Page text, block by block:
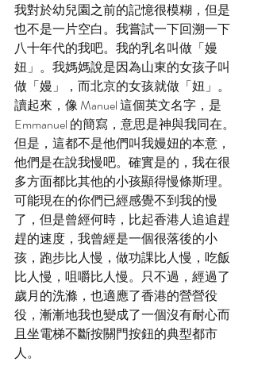
我對於幼兒園之前的記憶很模糊，但是
也不是一片空白。我嘗試一下回溯一下
八十年代的我吧。我的乳名叫做「嫚
妞」。我媽媽說是因為山東的女孩子叫
做「嫚」，而北京的女孩就做「妞」。
讀起來，像 Manuel 這個英文名字，是
Emmanuel 的簡寫，意思是神與我同在。
但是，這都不是他們叫我嫚妞的本意，
他們是在說我慢吧。確實是的，我在很
多方面都比其他的小孩顯得慢條斯理。
可能現在的你們已經感覺不到我的慢
了，但是曾經何時，比起香港人追追趕
趕的速度，我曾經是一個很落後的小
孩，跑步比人慢，做功課比人慢，吃飯
比人慢，咀嚼比人慢。只不過，經過了
歲月的洗滌，也適應了香港的營營役
役，漸漸地我也變成了一個沒有耐心而
且坐電梯不斷按關門按鈕的典型都市
人。